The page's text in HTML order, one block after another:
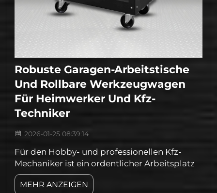
Robuste Garagen-Arbeitstische
Und Rollbare Werkzeugwagen
Für Heimwerker Und Kfz-
Techniker
2026-01-25 08:39:14
Für den Hobby- und professionellen Kfz-
Mechaniker ist ein ordentlicher Arbeitsplatz
entscheidend. Ein stabiler Garagen-
Arbeitstisch und ein zuverlässiger rollbarer
MEHR ANZEIGEN